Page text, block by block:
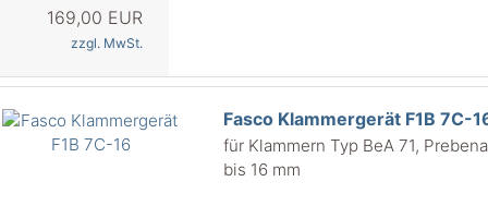
169,00 EUR
zzgl. MwSt.
Fasco Klammergerät F1B 7C-
für Klammern Typ BeA 71,
bis 16 mm